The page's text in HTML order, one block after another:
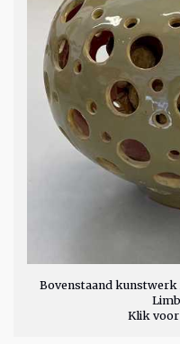
Bovenstaand kunstwerk
Klik